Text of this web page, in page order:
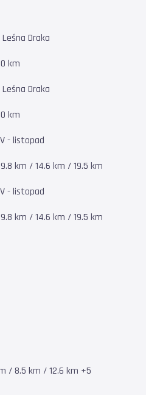
Draka
km
Draka
km
- listopad
km / 14.6 km / 19.5 km
- listopad
km / 14.6 km / 19.5 km
/ 8.5 km / 12.6 km +5